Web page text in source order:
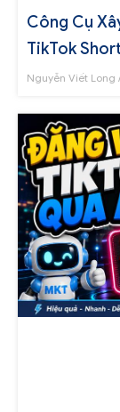
Công Cụ
TikTok
Nguyễn Viết Long